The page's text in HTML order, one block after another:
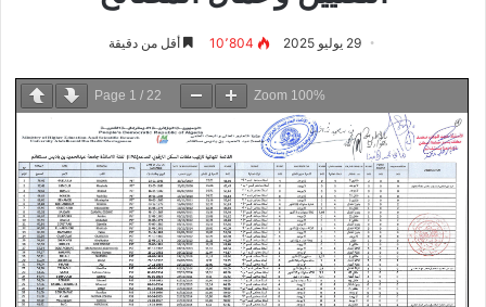
29 يوليو 2025 10٬804 أقل من دقيقة
Page 1 / 22 Zoom 100%